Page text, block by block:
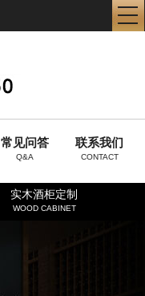
常见问答
Q&A
联系我们
CONTACT
实木酒柜定制
WOOD CABINET